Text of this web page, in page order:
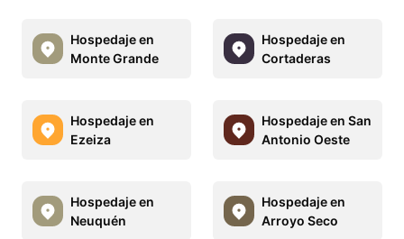
Hospedaje en
Monte Grande
Hospedaje en
Cortaderas
Hospedaje en
Ezeiza
Hospedaje en San
Antonio Oeste
Hospedaje en
Neuquén
Hospedaje en
Arroyo Seco